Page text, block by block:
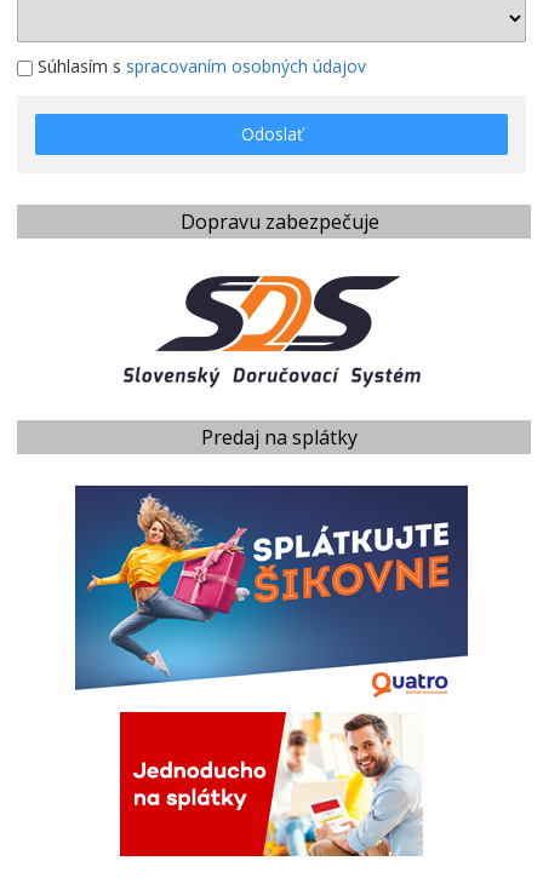
Súhlasím s spracovaním osobných údajov
Odoslať
Dopravu zabezpečuje
Predaj na splátky